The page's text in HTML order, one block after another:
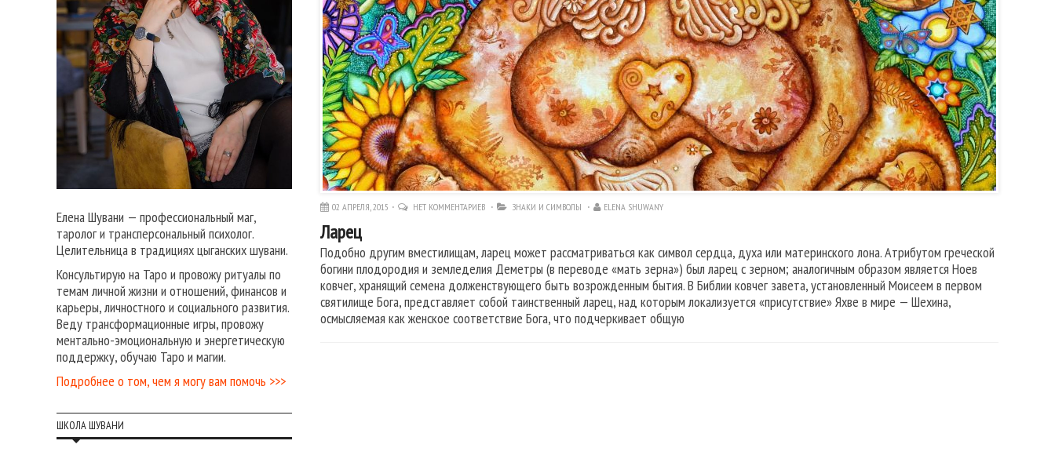
02 АПРЕЛЯ, 2015 НЕТ КОММЕНТАРИЕВ ЗНАКИ И СИМВОЛЫ ELENA SHUWANY
Ларец
Подобно другим вместилищам, ларец может рассматриваться как символ сердца, духа или материнского лона. Атрибутом греческой
богини плодородия и земледелия Деметры (в переводе «мать зерна») был ларец с зерном; аналогичным образом является Ноев
ковчег, хранящий семена долженствующего быть возрожденным бытия. В Библии ковчег завета, установленный Моисеем в первом
святилище Бога, представляет собой таинственный ларец, над которым локализуется «присутствие» Яхве в мире — Шехина,
осмысляемая как женское соответствие Бога, что подчеркивает общую
Елена Шувани — профессиональный маг,
таролог и трансперсональный психолог.
Целительница в традициях цыганских шувани.
Консультирую на Таро и провожу ритуалы по
темам личной жизни и отношений, финансов и
карьеры, личностного и социального развития.
Веду трансформационные игры, провожу
ментально-эмоциональную и энергетическую
поддержку, обучаю Таро и магии.
Подробнее о том, чем я могу вам помочь >>>
ШКОЛА ШУВАНИ